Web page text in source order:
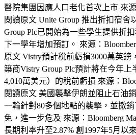
醫院集團因應人口老化首次上市 來源
閱讀原文 Unite Group 推出折扣宿舍
Group Plc已開始為一些學生提供折
下一學年增加預訂。 來源：
原文 Vistry預計稅前虧損3000萬英
築商Vistry Group Plc預計將在今年上
4,010萬美元）的稅前虧損 來源：
閱讀原文 美國襲擊伊朗並阻止石油
一輪針對80多個地點的襲擊，並撤
免，進一步危及 來源：Bloomberg
長期利率升至2.87% 創1997年5月以